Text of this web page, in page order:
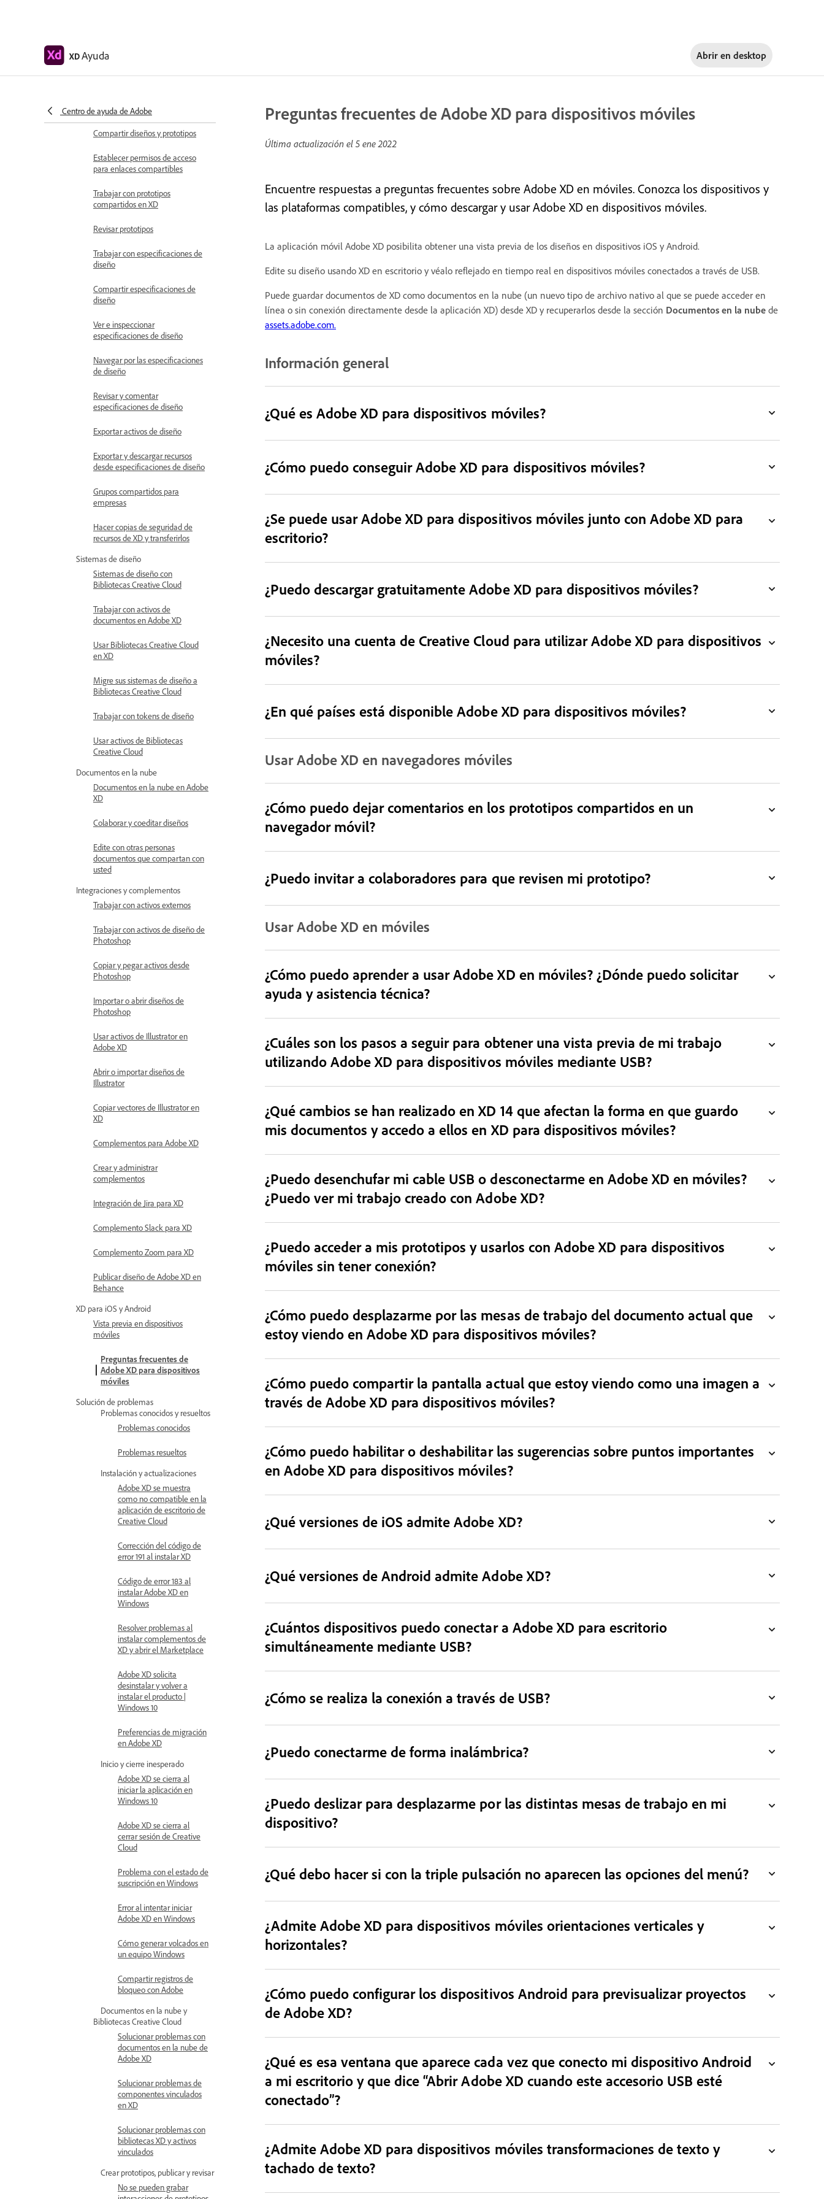
XDAyuda Abrir en desktop
Centro de ayuda de Adobe
Previsualizar diseños y prototipos
seleccionadas
Compartir diseños y prototipos
Establecer permisos de acceso
para enlaces compartibles
Trabajar con prototipos
compartidos en XD
Revisar prototipos
Trabajar con especificaciones de
diseño
Compartir especificaciones de
diseño
Ver e inspeccionar
especificaciones de diseño
Navegar por las especificaciones
de diseño
Revisar y comentar
especificaciones de diseño
Exportar activos de diseño
Exportar y descargar recursos
desde especificaciones de diseño
Grupos compartidos para
empresas
Hacer copias de seguridad de
recursos de XD y transferirlos
Sistemas de diseño
Sistemas de diseño con
Bibliotecas Creative Cloud
Trabajar con activos de
documentos en Adobe XD
Usar Bibliotecas Creative Cloud
en XD
Migre sus sistemas de diseño a
Bibliotecas Creative Cloud
Trabajar con tokens de diseño
Usar activos de Bibliotecas
Creative Cloud
Documentos en la nube
Documentos en la nube en Adobe
XD
Colaborar y coeditar diseños
Edite con otras personas
documentos que compartan con
usted
Integraciones y complementos
Trabajar con activos externos
Trabajar con activos de diseño de
Photoshop
Copiar y pegar activos desde
Photoshop
Importar o abrir diseños de
Photoshop
Usar activos de Illustrator en
Adobe XD
Abrir o importar diseños de
Illustrator
Copiar vectores de Illustrator en
XD
Complementos para Adobe XD
Crear y administrar
complementos
Integración de Jira para XD
Complemento Slack para XD
Complemento Zoom para XD
Publicar diseño de Adobe XD en
Behance
XD para iOS y Android
Vista previa en dispositivos
móviles
Preguntas frecuentes de
Adobe XD para dispositivos
móviles
Solución de problemas
Problemas conocidos y resueltos
Problemas conocidos
Problemas resueltos
Instalación y actualizaciones
Adobe XD se muestra
como no compatible en la
aplicación de escritorio de
Creative Cloud
Corrección del código de
error 191 al instalar XD
Código de error 183 al
instalar Adobe XD en
Windows
Resolver problemas al
instalar complementos de
XD y abrir el Marketplace
Adobe XD solicita
desinstalar y volver a
instalar el producto |
Windows 10
Preferencias de migración
en Adobe XD
Inicio y cierre inesperado
Adobe XD se cierra al
iniciar la aplicación en
Windows 10
Adobe XD se cierra al
cerrar sesión de Creative
Cloud
Problema con el estado de
suscripción en Windows
Error al intentar iniciar
Adobe XD en Windows
Cómo generar volcados en
un equipo Windows
Compartir registros de
bloqueo con Adobe
Documentos en la nube y
Bibliotecas Creative Cloud
Solucionar problemas con
documentos en la nube de
Adobe XD
Solucionar problemas de
componentes vinculados
en XD
Solucionar problemas con
bibliotecas XD y activos
vinculados
Crear prototipos, publicar y revisar
No se pueden grabar
Preguntas frecuentes de Adobe XD para dispositivos móviles
Última actualización el 5 ene 2022
Encuentre respuestas a preguntas frecuentes sobre Adobe XD en móviles. Conozca los dispositivos y
las plataformas compatibles, y cómo descargar y usar Adobe XD en dispositivos móviles.
La aplicación móvil Adobe XD posibilita obtener una vista previa de los diseños en dispositivos iOS y Android.
Edite su diseño usando XD en escritorio y véalo reflejado en tiempo real en dispositivos móviles conectados a través de USB.
Puede guardar documentos de XD como documentos en la nube (un nuevo tipo de archivo nativo al que se puede acceder en
línea o sin conexión directamente desde la aplicación XD) desde XD y recuperarlos desde la sección Documentos en la nube de
assets.adobe.com.
Información general
¿Qué es Adobe XD para dispositivos móviles?
¿Cómo puedo conseguir Adobe XD para dispositivos móviles?
¿Se puede usar Adobe XD para dispositivos móviles junto con Adobe XD para
escritorio?
¿Puedo descargar gratuitamente Adobe XD para dispositivos móviles?
¿Necesito una cuenta de Creative Cloud para utilizar Adobe XD para dispositivos
móviles?
¿En qué países está disponible Adobe XD para dispositivos móviles?
Usar Adobe XD en navegadores móviles
¿Cómo puedo dejar comentarios en los prototipos compartidos en un
navegador móvil?
¿Puedo invitar a colaboradores para que revisen mi prototipo?
Usar Adobe XD en móviles
¿Cómo puedo aprender a usar Adobe XD en móviles? ¿Dónde puedo solicitar
ayuda y asistencia técnica?
¿Cuáles son los pasos a seguir para obtener una vista previa de mi trabajo
utilizando Adobe XD para dispositivos móviles mediante USB?
¿Qué cambios se han realizado en XD 14 que afectan la forma en que guardo
mis documentos y accedo a ellos en XD para dispositivos móviles?
¿Puedo desenchufar mi cable USB o desconectarme en Adobe XD en móviles?
¿Puedo ver mi trabajo creado con Adobe XD?
¿Puedo acceder a mis prototipos y usarlos con Adobe XD para dispositivos
móviles sin tener conexión?
¿Cómo puedo desplazarme por las mesas de trabajo del documento actual que
estoy viendo en Adobe XD para dispositivos móviles?
¿Cómo puedo compartir la pantalla actual que estoy viendo como una imagen a
través de Adobe XD para dispositivos móviles?
¿Cómo puedo habilitar o deshabilitar las sugerencias sobre puntos importantes
en Adobe XD para dispositivos móviles?
¿Qué versiones de iOS admite Adobe XD?
¿Qué versiones de Android admite Adobe XD?
¿Cuántos dispositivos puedo conectar a Adobe XD para escritorio
simultáneamente mediante USB?
¿Cómo se realiza la conexión a través de USB?
¿Puedo conectarme de forma inalámbrica?
¿Puedo deslizar para desplazarme por las distintas mesas de trabajo en mi
dispositivo?
¿Qué debo hacer si con la triple pulsación no aparecen las opciones del menú?
¿Admite Adobe XD para dispositivos móviles orientaciones verticales y
horizontales?
¿Cómo puedo configurar los dispositivos Android para previsualizar proyectos
de Adobe XD?
¿Qué es esa ventana que aparece cada vez que conecto mi dispositivo Android
a mi escritorio y que dice “Abrir Adobe XD cuando este accesorio USB esté
conectado”?
¿Admite Adobe XD para dispositivos móviles transformaciones de texto y
tachado de texto?